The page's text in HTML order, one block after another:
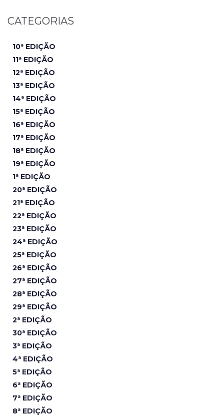
CATEGORIAS
10ª EDIÇÃO
11ª EDIÇÃO
12ª EDIÇÃO
13ª EDIÇÃO
14ª EDIÇÃO
15ª EDIÇÃO
16ª EDIÇÃO
17ª EDIÇÃO
18ª EDIÇÃO
19ª EDIÇÃO
1ª EDIÇÃO
20ª EDIÇÃO
21ª EDIÇÃO
22ª EDIÇÃO
23ª EDIÇÃO
24ª EDIÇÃO
25ª EDIÇÃO
26ª EDIÇÃO
27ª EDIÇÃO
28ª EDIÇÃO
29ª EDIÇÃO
2ª EDIÇÃO
30ª EDIÇÃO
3ª EDIÇÃO
4ª EDIÇÃO
5ª EDIÇÃO
6ª EDIÇÃO
7ª EDIÇÃO
8ª EDIÇÃO